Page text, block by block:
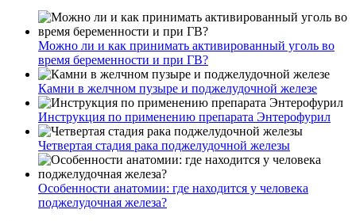
Можно ли и как принимать активированный уголь во
время беременности и при ГВ?
Камни в желчном пузыре и поджелудочной железе
Инструкция по применению препарата Энтерофурил
Четвертая стадия рака поджелудочной железы
Особенности анатомии: где находится у человека
поджелудочная железа?